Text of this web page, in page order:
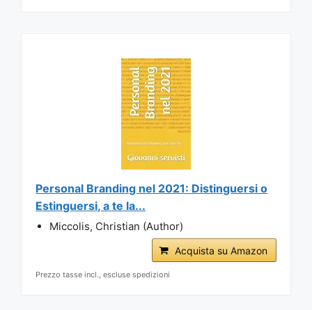
Personal Branding nel 2021: Distinguersi o
Estinguersi, a te la...
Miccolis, Christian (Author)
Acquista su Amazon
Prezzo tasse incl., escluse spedizioni